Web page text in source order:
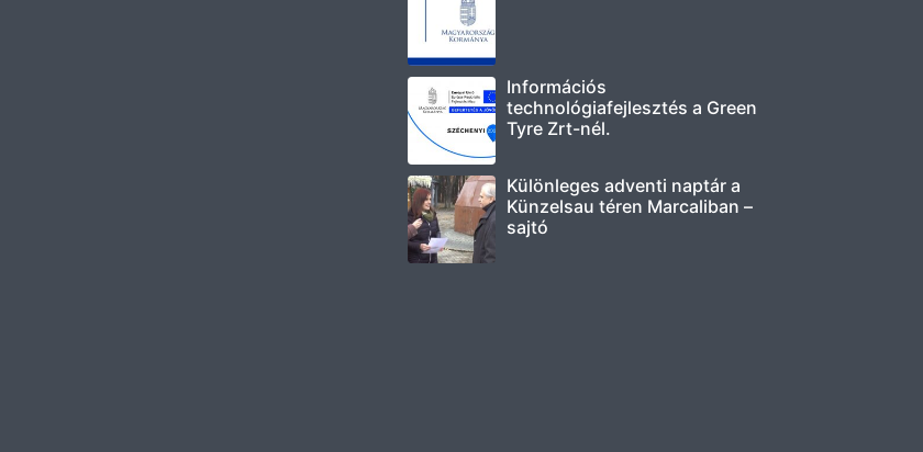
Információs
technológiafejlesztés a Green
Tyre Zrt-nél.
Különleges adventi naptár a
Künzelsau téren Marcaliban –
sajtó